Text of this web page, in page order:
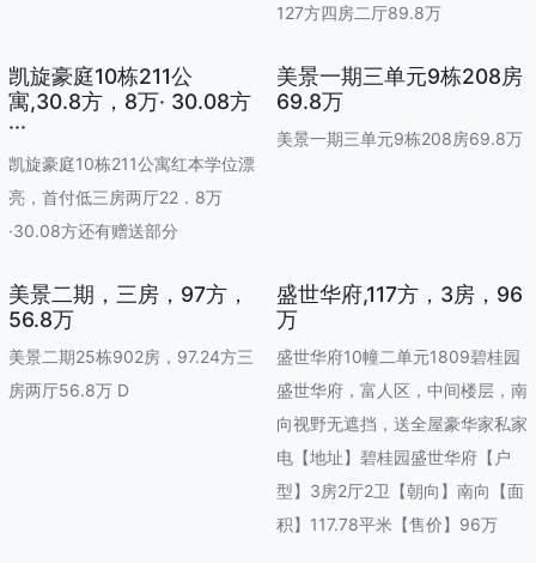
127方四房二厅89.8万
凯旋豪庭10栋211公
寓,30.8方，8万· 30.08方
···
凯旋豪庭10栋211公寓红本学位漂
亮，首付低三房两厅22．8万
·30.08方还有赠送部分
美景一期三单元9栋208房
69.8万
美景一期三单元9栋208房69.8万
美景二期，三房，97方，
56.8万
美景二期25栋902房，97.24方三
房两厅56.8万 D
盛世华府,117方，3房，96
万
盛世华府10幢二单元1809碧桂园
盛世华府，富人区，中间楼层，南
向视野无遮挡，送全屋豪华家私家
电【地址】碧桂园盛世华府【户
型】3房2厅2卫【朝向】南向【面
积】117.78平米【售价】96万